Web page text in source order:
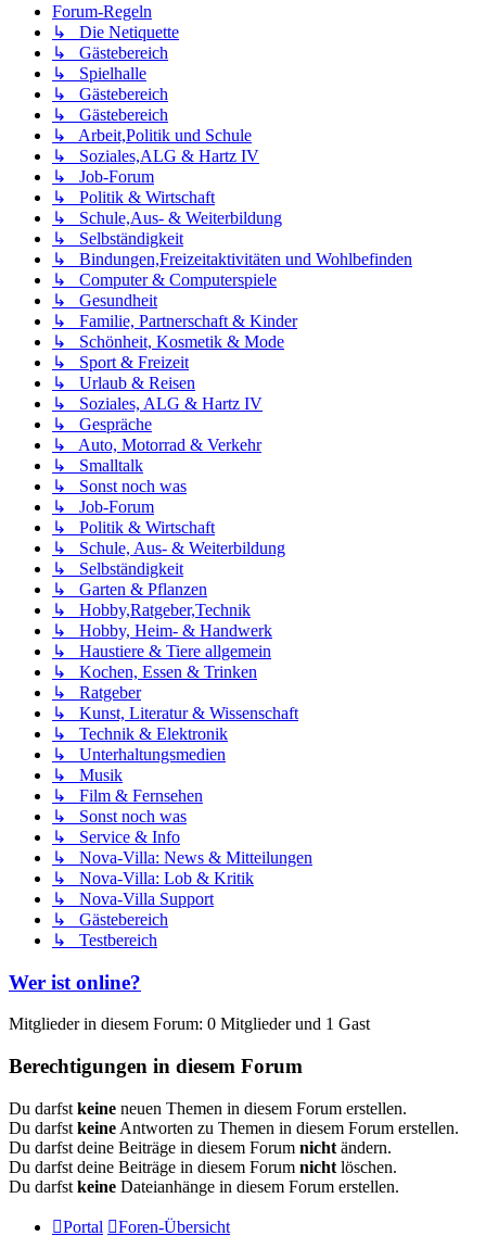
Forum-Regeln
↳ Die Netiquette
↳ Gästebereich
↳ Spielhalle
↳ Gästebereich
↳ Gästebereich
↳ Arbeit,Politik und Schule
↳ Soziales,ALG & Hartz IV
↳ Job-Forum
↳ Politik & Wirtschaft
↳ Schule,Aus- & Weiterbildung
↳ Selbständigkeit
↳ Bindungen,Freizeitaktivitäten und Wohlbefinden
↳ Computer & Computerspiele
↳ Gesundheit
↳ Familie, Partnerschaft & Kinder
↳ Schönheit, Kosmetik & Mode
↳ Sport & Freizeit
↳ Urlaub & Reisen
↳ Soziales, ALG & Hartz IV
↳ Gespräche
↳ Auto, Motorrad & Verkehr
↳ Smalltalk
↳ Sonst noch was
↳ Job-Forum
↳ Politik & Wirtschaft
↳ Schule, Aus- & Weiterbildung
↳ Selbständigkeit
↳ Garten & Pflanzen
↳ Hobby,Ratgeber,Technik
↳ Hobby, Heim- & Handwerk
↳ Haustiere & Tiere allgemein
↳ Kochen, Essen & Trinken
↳ Ratgeber
↳ Kunst, Literatur & Wissenschaft
↳ Technik & Elektronik
↳ Unterhaltungsmedien
↳ Musik
↳ Film & Fernsehen
↳ Sonst noch was
↳ Service & Info
↳ Nova-Villa: News & Mitteilungen
↳ Nova-Villa: Lob & Kritik
↳ Nova-Villa Support
↳ Gästebereich
↳ Testbereich
Wer ist online?
Mitglieder in diesem Forum: 0 Mitglieder und 1 Gast
Berechtigungen in diesem Forum
Du darfst keine neuen Themen in diesem Forum erstellen.
Du darfst keine Antworten zu Themen in diesem Forum erstellen.
Du darfst deine Beiträge in diesem Forum nicht ändern.
Du darfst deine Beiträge in diesem Forum nicht löschen.
Du darfst keine Dateianhänge in diesem Forum erstellen.
Portal Foren-Übersicht